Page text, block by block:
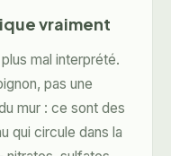
vraiment
mal interprété.
pas une
mur : ce sont des
qui circule dans la